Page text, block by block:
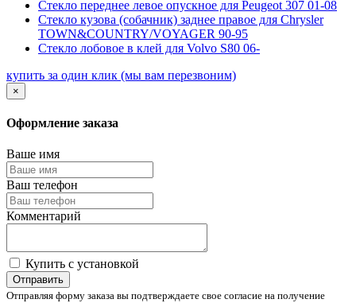
Стекло переднее левое опускное для Peugeot 307 01-08
Стекло кузова (собачник) заднее правое для Chrysler
TOWN&COUNTRY/VOYAGER 90-95
Стекло лобовое в клей для Volvo S80 06-
купить за один клик (мы вам перезвоним)
×
Оформление заказа
Ваше имя
Ваш телефон
Комментарий
Купить с установкой
Отправить
Отправляя форму заказа вы подтверждаете свое согласие на получение